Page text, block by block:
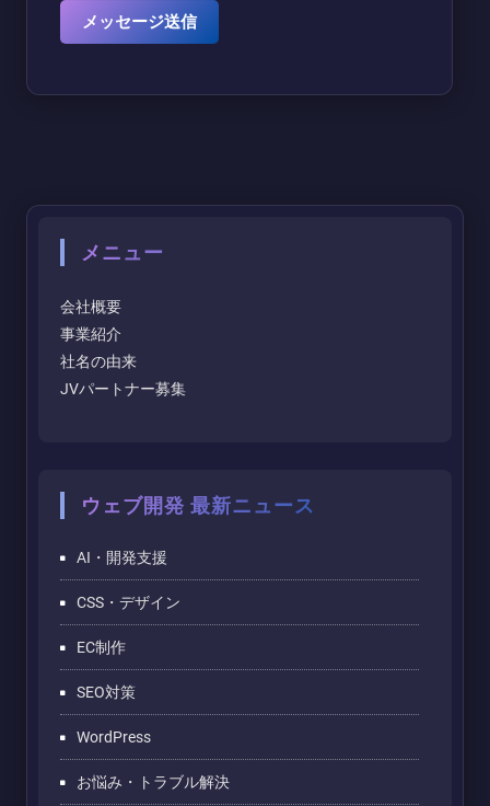
メニュー
会社概要
事業紹介
社名の由来
JVパートナー募集
ウェブ開発 最新ニュース
AI・開発支援
CSS・デザイン
EC制作
SEO対策
WordPress
お悩み・トラブル解決